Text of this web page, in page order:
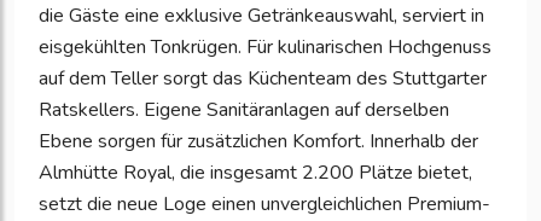
die Gäste eine exklusive Getränkeauswahl, serviert in
eisgekühlten Tonkrügen. Für kulinarischen Hochgenuss
auf dem Teller sorgt das Küchenteam des Stuttgarter
Ratskellers. Eigene Sanitäranlagen auf derselben
Ebene sorgen für zusätzlichen Komfort. Innerhalb der
Almhütte Royal, die insgesamt 2.200 Plätze bietet,
setzt die neue Loge einen unvergleichlichen Premium-